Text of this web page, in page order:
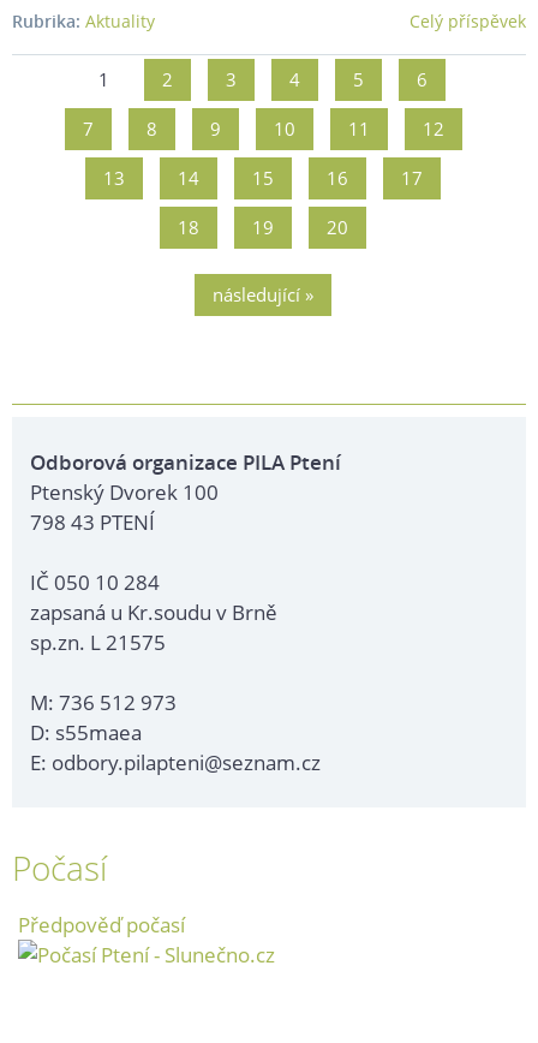
Celý příspěvek
Rubrika: Aktuality
1 2 3 4 5 6
7 8 9 10 11 12
13 14 15 16 17
18 19 20
následující »
Odborová organizace PILA Ptení
Ptenský Dvorek 100
798 43 PTENÍ
IČ 050 10 284
zapsaná u Kr.soudu v Brně
sp.zn. L 21575
M: 736 512 973
D: s55maea
E: odbory.pilapteni@seznam.cz
Počasí
Předpověď počasí